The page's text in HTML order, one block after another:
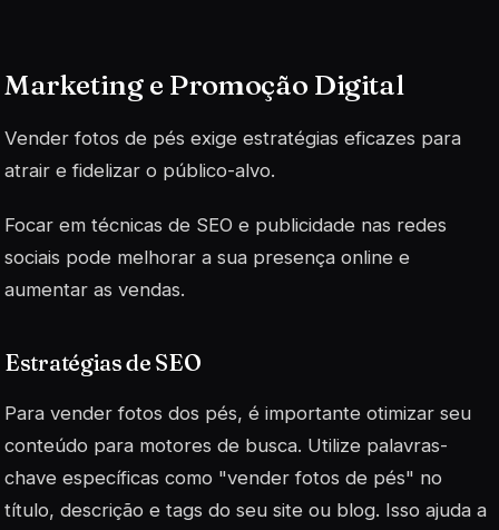
Marketing e Promoção Digital
Vender fotos de pés exige estratégias eficazes para
atrair e fidelizar o público-alvo.
Focar em técnicas de SEO e publicidade nas redes
sociais pode melhorar a sua presença online e
aumentar as vendas.
Estratégias de SEO
Para vender fotos dos pés, é importante otimizar seu
conteúdo para motores de busca. Utilize palavras-
chave específicas como "vender fotos de pés" no
título, descrição e tags do seu site ou blog. Isso ajuda a